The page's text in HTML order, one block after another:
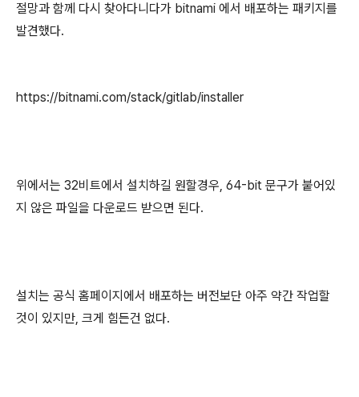
절망과 함께 다시 찾아다니다가 bitnami 에서 배포하는 패키지를
발견했다.
https://bitnami.com/stack/gitlab/installer
위에서는 32비트에서 설치하길 원할경우, 64-bit 문구가 붙어있
지 않은 파일을 다운로드 받으면 된다.
설치는 공식 홈페이지에서 배포하는 버전보단 아주 약간 작업할
것이 있지만, 크게 힘든건 없다.